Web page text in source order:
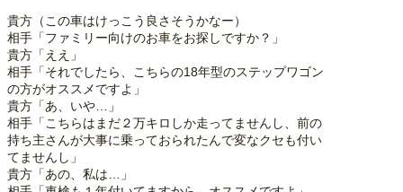
貴方（この車はけっこう良さそうかなー）
相手「ファミリー向けのお車をお探しですか？」
貴方「ええ」
相手「それでしたら、こちらの18年型のステップワゴン
の方がオススメですよ」
貴方「あ、いや…」
相手「こちらはまだ２万キロしか走ってませんし、前の
持ち主さんが大事に乗っておられたんで変なクセも付い
てませんし」
貴方「あの、私は…」